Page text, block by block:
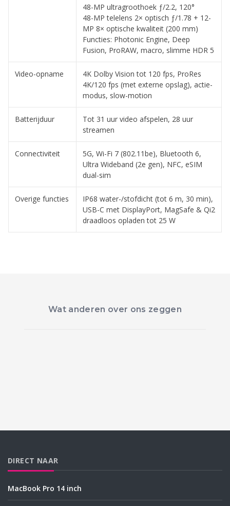
48-MP ultragroothoek ƒ/2.2, 120°
48-MP telelens 2× optisch ƒ/1.78 + 12-
MP 8× optische kwaliteit (200 mm)
Functies: Photonic Engine, Deep
Fusion, ProRAW, macro, slimme HDR 5
Video-opname
4K Dolby Vision tot 120 fps, ProRes
4K/120 fps (met externe opslag), actie-
modus, slow-motion
Batterijduur
Tot 31 uur video afspelen, 28 uur
streamen
Connectiviteit
5G, Wi-Fi 7 (802.11be), Bluetooth 6,
Ultra Wideband (2e gen), NFC, eSIM
dual-sim
Overige functies
IP68 water-/stofdicht (tot 6 m, 30 min),
USB-C met DisplayPort, MagSafe & Qi2
draadloos opladen tot 25 W
Wat anderen over ons zeggen
DIRECT NAAR
MacBook Pro 14 inch